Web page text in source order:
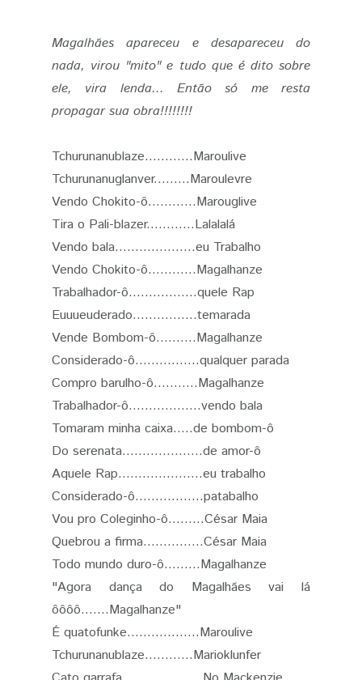
Magalhães apareceu e desapareceu do
nada, virou "mito" e tudo que é dito sobre
ele, vira lenda... Então só me resta
propagar sua obra!!!!!!!!
Tchurunanublaze............Maroulive
Tchurunanuglanver.........Maroulevre
Vendo Chokito-ô............Marouglive
Tira o Pali-blazer............Lalalalá
Vendo bala....................eu Trabalho
Vendo Chokito-ô............Magalhanze
Trabalhador-ô.................quele Rap
Euuueuderado................temarada
Vende Bombom-ô..........Magalhanze
Considerado-ô................qualquer parada
Compro barulho-ô...........Magalhanze
Trabalhador-ô..................vendo bala
Tomaram minha caixa.....de bombom-ô
Do serenata....................de amor-ô
Aquele Rap.....................eu trabalho
Considerado-ô.................patabalho
Vou pro Coleginho-ô.........César Maia
Quebrou a firma...............César Maia
Todo mundo duro-ô.........Magalhanze
"Agora dança do Magalhães vai lá
ôôôô.......Magalhanze"
É quatofunke..................Maroulive
Tchurunanublaze............Marioklunfer